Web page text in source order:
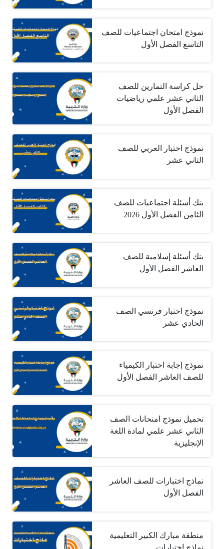
نموذج امتحان اجتماعيات للصف
التاسع الفصل الأول
حل كراسة التمارين للصف
الثاني عشر علمي رياضيات
الفصل الأول
نموذج اختبار العربي للصف
الثاني عشر
بنك أسئلة اجتماعيات للصف
الثامن الفصل الأول 2026
بنك أسئلة إسلامية للصف
العاشر الفصل الأول
نموذج اختبار فرنسي الصف
الحادي عشر
نموذج إجابة اختبار الكيمياء
للصف العاشر الفصل الأول
تحميل نموذج امتحانات الصف
الثاني عشر علمي لمادة اللغة
الإنجليزية
نماذج اختبارات للصف العاشر
الفصل الأول
منطقة مبارك الكبير التعليمية
نماذج اختبارات